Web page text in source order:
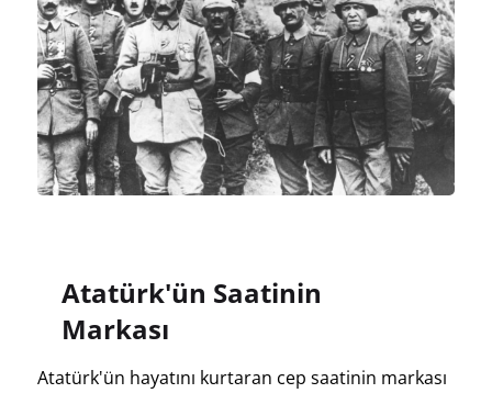
Atatürk'ün Saatinin
Markası
Atatürk'ün hayatını kurtaran cep saatinin markası